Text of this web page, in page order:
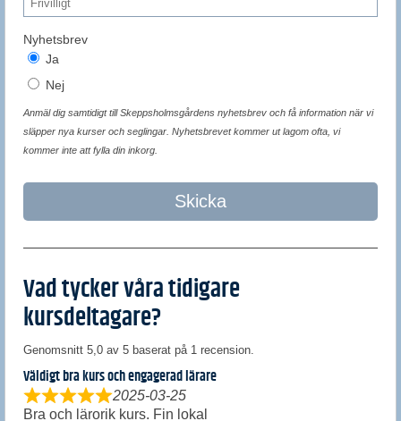
Nyhetsbrev
Ja
Nej
Anmäl dig samtidigt till Skeppsholmsgårdens nyhetsbrev och få information när vi
släpper nya kurser och seglingar. Nyhetsbrevet kommer ut lagom ofta, vi
kommer inte att fylla din inkorg.
Skicka
Vad tycker våra tidigare
kursdeltagare?
Genomsnitt 5,0 av 5 baserat på 1 recension.
Väldigt bra kurs och engagerad lärare
2025-03-25
Bra och lärorik kurs. Fin lokal